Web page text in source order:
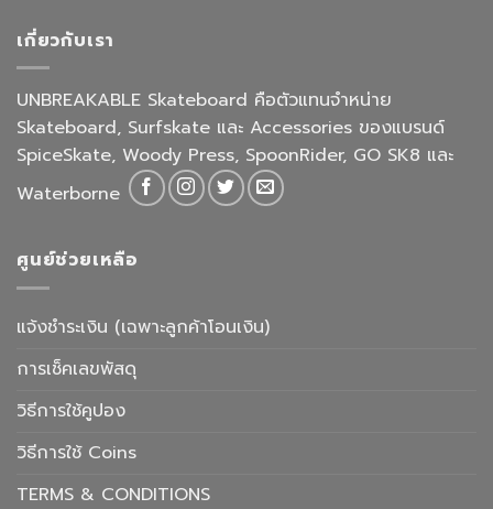
เกี่ยวกับเรา
UNBREAKABLE Skateboard คือตัวแทนจำหน่าย
Skateboard, Surfskate และ Accessories ของแบรนด์
SpiceSkate, Woody Press, SpoonRider, GO SK8 และ
Waterborne
ศูนย์ช่วยเหลือ
แจ้งชำระเงิน (เฉพาะลูกค้าโอนเงิน)
การเช็คเลขพัสดุ
วิธีการใช้คูปอง
วิธีการใช้ Coins
TERMS & CONDITIONS